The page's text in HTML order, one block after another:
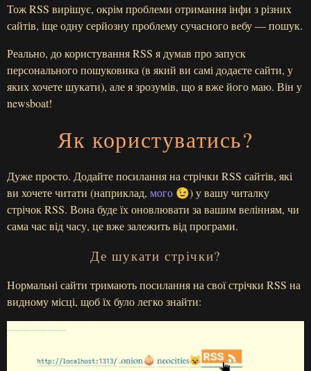
Тож RSS вирішує, окрім проблеми отримання інфи з різних
сайтів, іще одну серйозну проблему сучасного вебу — пошук.
Реально, до користування RSS я думав про запуск
персонального пошуковика (в який ви самі додаєте сайти, у
яких хочете шукати), але я зрозумів, що я вже його маю. Він у
newsboat!
Як користуватись?
Дуже просто. Додайте посилання на стрічки RSS сайтів, які
ви хочете читати (наприклад, мого 😉) у вашу читалку
стрічок RSS. Вона буде їх оновлювати за вашим велінням, чи
сама час від часу, це вже залежить від програми.
Де шукати стрічки?
Нормальні сайти тримають посилання на свої стрічки RSS на
видному місці, щоб їх було легко знайти: